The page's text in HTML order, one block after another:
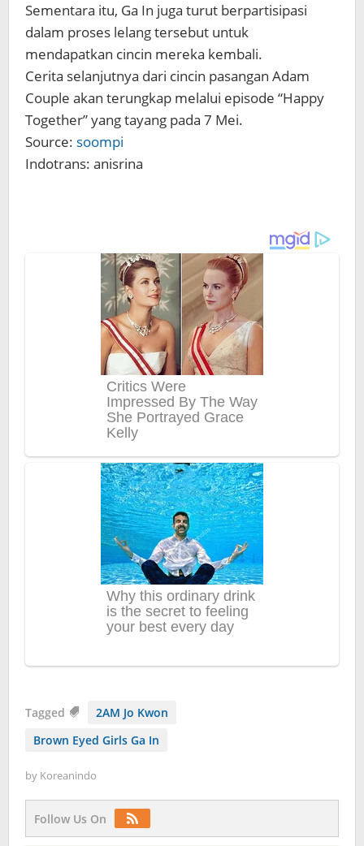
Sementara itu, Ga In juga turut berpartisipasi
dalam proses lelang tersebut untuk
mendapatkan cincin mereka kembali.
Cerita selanjutnya dari cincin pasangan Adam
Couple akan terungkap melalui episode “Happy
Together” yang tayang pada 7 Mei.
Source: soompi
Indotrans: anisrina
Tagged
2AM Jo Kwon
Brown Eyed Girls Ga In
by Koreanindo
Follow Us On